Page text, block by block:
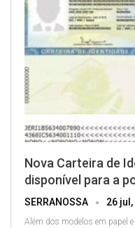
Nova Carteira de
disponível para a
SERRANOSSA 26
Além dos modelos em papel